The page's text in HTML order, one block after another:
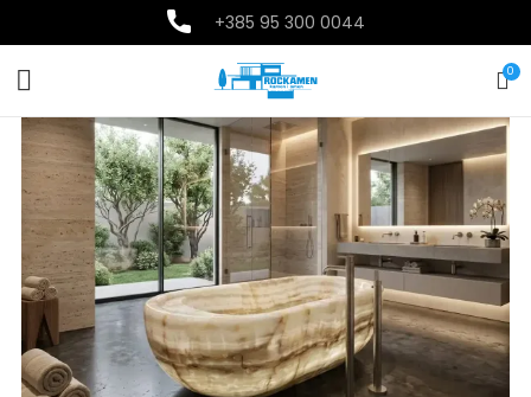
+385 95 300 0044
0